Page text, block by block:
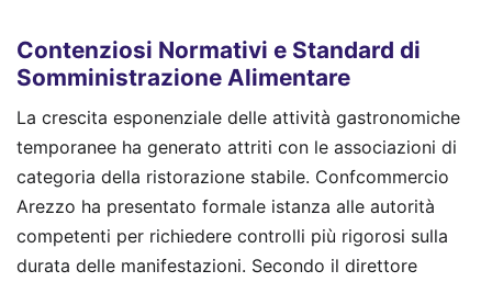
Contenziosi Normativi e Standard di
Somministrazione Alimentare
La crescita esponenziale delle attività gastronomiche
temporanee ha generato attriti con le associazioni di
categoria della ristorazione stabile. Confcommercio
Arezzo ha presentato formale istanza alle autorità
competenti per richiedere controlli più rigorosi sulla
durata delle manifestazioni. Secondo il direttore